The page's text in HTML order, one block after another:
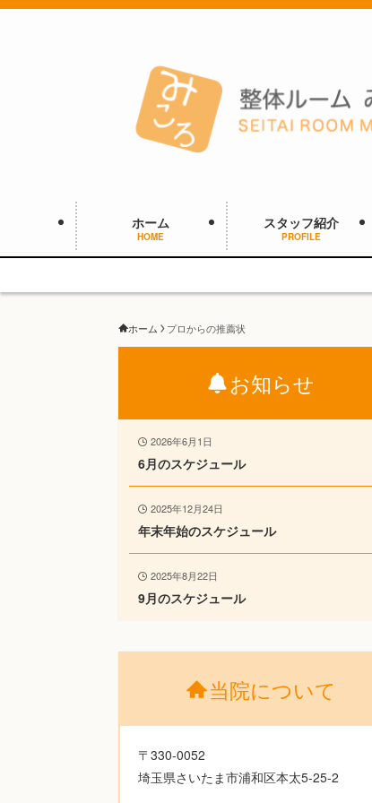
ホーム
HOME
スタッフ紹介
PROFILE
ホーム プロからの推薦状
お知らせ
2026年6月1日
6月のスケジュール
2025年12月24日
年末年始のスケジュール
2025年8月22日
9月のスケジュール
当院について
〒330-0052
埼玉県さいたま市浦和区本太5-25-2